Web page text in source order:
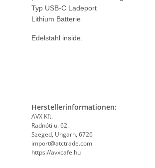
Typ USB-C Ladeport
Lithium Batterie
Edelstahl inside.
Herstellerinformationen:
AVX Kft.
Radnóti u. 62.
Szeged, Ungarn, 6726
import@atctrade.com
https://avxcafe.hu